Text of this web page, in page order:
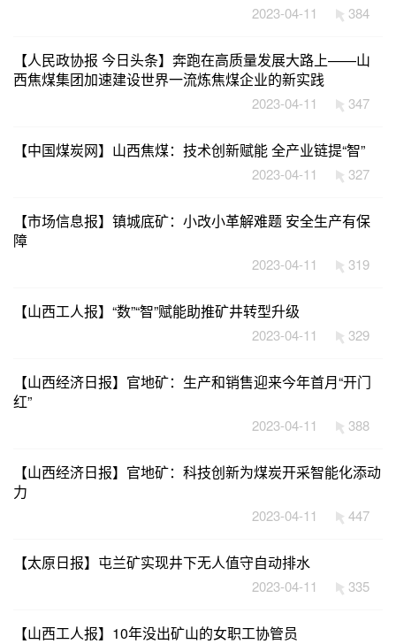
2023-04-11 384
【人民政协报 今日头条】奔跑在高质量发展大路上——山
西焦煤集团加速建设世界一流炼焦煤企业的新实践
2023-04-11 347
【中国煤炭网】山西焦煤：技术创新赋能 全产业链提“智”
2023-04-11 327
【市场信息报】镇城底矿：小改小革解难题 安全生产有保
障
2023-04-11 319
【山西工人报】“数”“智”赋能助推矿井转型升级
2023-04-11 329
【山西经济日报】官地矿：生产和销售迎来今年首月“开门
红”
2023-04-11 388
【山西经济日报】官地矿：科技创新为煤炭开采智能化添动
力
2023-04-11 447
【太原日报】屯兰矿实现井下无人值守自动排水
2023-04-11 335
【山西工人报】10年没出矿山的女职工协管员